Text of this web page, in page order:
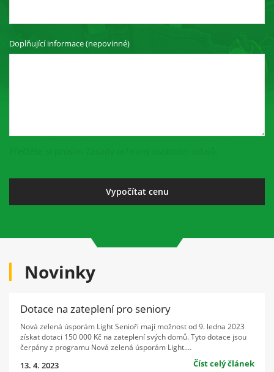
Doplňující informace (nepovinné)
Novinky
Dotace na zateplení pro seniory
Nová zelená úsporám Light Senioři mají možnost od 9. ledna 2023
získat dotaci 150 000 Kč na zateplení svých domů. Tyto dotace jsou
čerpány z programu Nová zelená úsporám Light.…
13. 4. 2023 Číst celý článek